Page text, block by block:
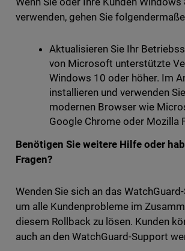
verwenden, gehen Sie
Aktualisieren Sie Ihr
von Microsoft unterstützte
Windows 10 oder höher. Im
installieren und verwenden
modernen Browser wie
Google Chrome oder Mozilla
Benötigen Sie weitere Hilfe oder
Fragen?
Wenden Sie sich an das
um alle Kundenprobleme im
diesem Rollback zu lösen. Kunden
auch an den WatchGuard-Support